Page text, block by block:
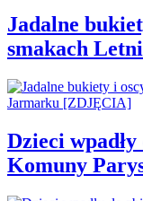
Jadalne
smakach
Dzieci
Komuny